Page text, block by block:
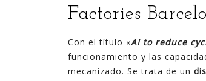
Factories
Con el título «AI to reduce
funcionamiento y las
mecanizado. Se trata de un